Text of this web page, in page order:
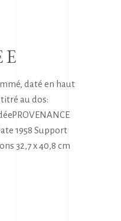
daté en haut
au dos:
1958 Support
32,7 x 40,8 cm